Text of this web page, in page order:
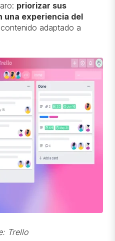
priorizar sus
una experiencia del
adaptado a
Trello